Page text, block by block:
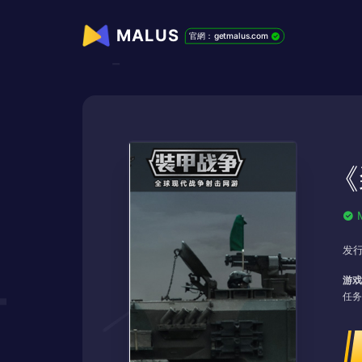
MALUS 官網：getmalus.com
发
游
任